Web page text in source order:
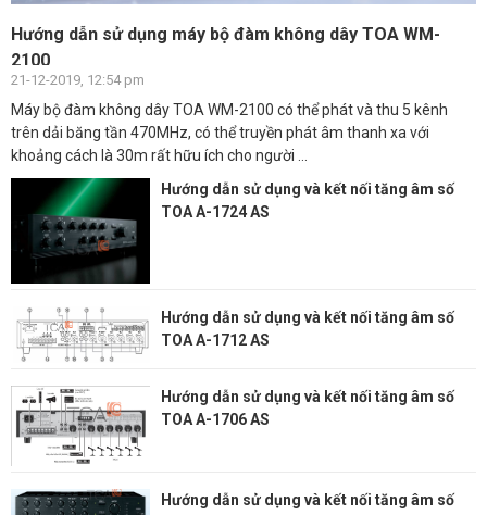
Hướng dẫn sử dụng máy bộ đàm không dây TOA WM-
2100
21-12-2019, 12:54 pm
Máy bộ đàm không dây TOA WM-2100 có thể phát và thu 5 kênh
trên dải băng tần 470MHz, có thể truyền phát âm thanh xa với
khoảng cách là 30m rất hữu ích cho người ...
Hướng dẫn sử dụng và kết nối tăng âm số
TOA A-1724 AS
Hướng dẫn sử dụng và kết nối tăng âm số
TOA A-1712 AS
Hướng dẫn sử dụng và kết nối tăng âm số
TOA A-1706 AS
Hướng dẫn sử dụng và kết nối tăng âm số